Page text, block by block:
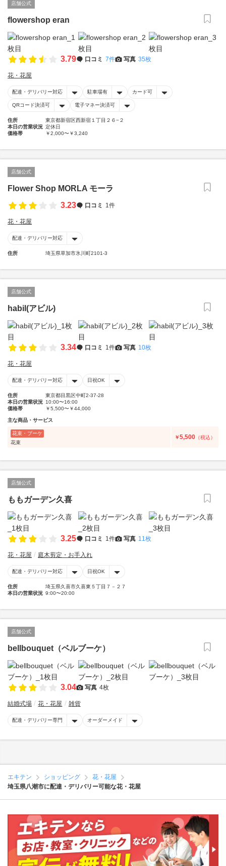
店舗公式
flowershop eran
3.79 口コミ 7件 写真 35枚
花・花屋
配達・デリバリー対応 駐車場有 カード可
QRコード決済可 電子マネー決済可
住所
東京都新宿区西新宿１丁目２６−２
本日の営業状況 定休日
価格帯
￥2,000〜￥3,240
店舗公式
Flower Shop MORLA モーラ
3.23
口コミ 1件
花・花屋
配達・デリバリー対応
住所 埼玉県草加市氷川町2101-3
店舗公式
habil(アビル)
3.34 口コミ 1件 写真 10枚
花・花屋
配達・デリバリー対応 日祝OK
住所
東京都目黒区中町2-37-28
本日の営業状況 10:00〜16:00
価格帯
￥5,500〜￥44,000
主な商品・サービス
花束・ブーケ
花束
￥5,500 （税込）
店舗公式
ももガーデン久喜
3.25 口コミ 1件 写真 11枚
花・花屋 庭木剪定・お手入れ
配達・デリバリー対応 日祝OK
住所
埼玉県久喜市久喜東５丁目７－２７
本日の営業状況 9:00〜20:00
店舗公式
bellbouquet（ベルブーケ）
3.04 写真 4枚
結婚式場 花・花屋 雑貨
配達・デリバリー専門 オーダーメイド
エキテン ショッピング
花・花屋
埼玉県八潮市に配達・デリバリー可能な花・花屋